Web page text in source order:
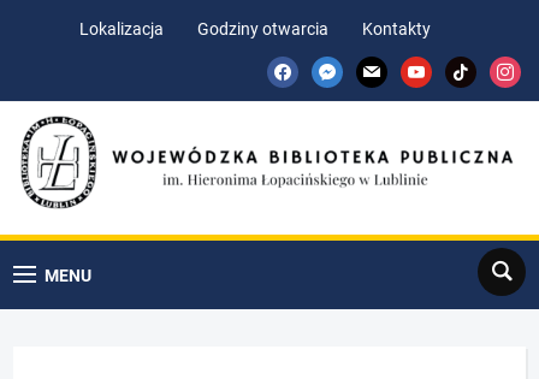
Lokalizacja Godziny otwarcia
Kontakty
facebookmessenger
mail youtubetiktok
MENU
Search